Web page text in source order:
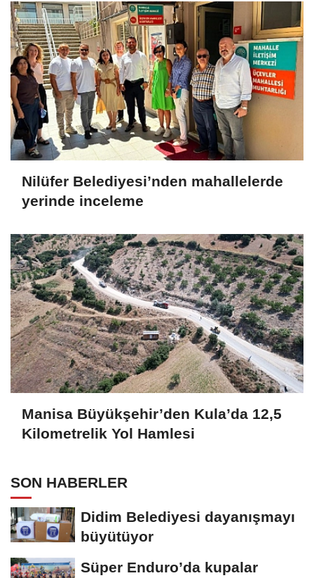
Nilüfer Belediyesi’nden mahallelerde
yerinde inceleme
Manisa Büyükşehir’den Kula’da 12,5
Kilometrelik Yol Hamlesi
SON HABERLER
Didim Belediyesi dayanışmayı
büyütüyor
Süper Enduro’da kupalar